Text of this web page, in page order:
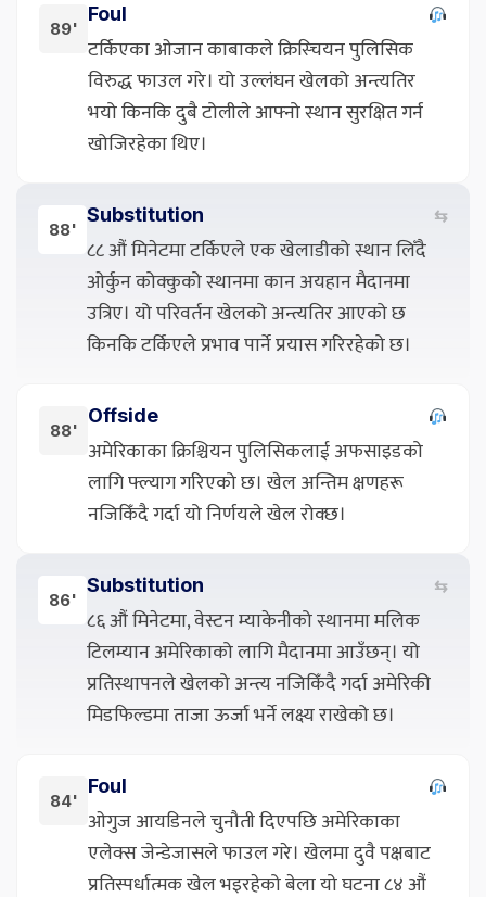
89'
Foul
टर्किएका ओजान काबाकले क्रिस्चियन पुलिसिक
विरुद्ध फाउल गरे। यो उल्लंघन खेलको अन्त्यतिर
भयो किनकि दुबै टोलीले आफ्नो स्थान सुरक्षित गर्न
खोजिरहेका थिए।
88'
Substitution ⇆
८८ औं मिनेटमा टर्किएले एक खेलाडीको स्थान लिँदै
ओर्कुन कोक्कुको स्थानमा कान अयहान मैदानमा
उत्रिए। यो परिवर्तन खेलको अन्त्यतिर आएको छ
किनकि टर्किएले प्रभाव पार्ने प्रयास गरिरहेको छ।
88'
Offside
अमेरिकाका क्रिश्चियन पुलिसिकलाई अफसाइडको
लागि फ्ल्याग गरिएको छ। खेल अन्तिम क्षणहरू
नजिकिँदै गर्दा यो निर्णयले खेल रोक्छ।
86'
Substitution ⇆
८६ औं मिनेटमा, वेस्टन म्याकेनीको स्थानमा मलिक
टिलम्यान अमेरिकाको लागि मैदानमा आउँछन्। यो
प्रतिस्थापनले खेलको अन्त्य नजिकिँदै गर्दा अमेरिकी
मिडफिल्डमा ताजा ऊर्जा भर्ने लक्ष्य राखेको छ।
84'
Foul
ओगुज आयडिनले चुनौती दिएपछि अमेरिकाका
एलेक्स जेन्डेजासले फाउल गरे। खेलमा दुवै पक्षबाट
प्रतिस्पर्धात्मक खेल भइरहेको बेला यो घटना ८४ औं